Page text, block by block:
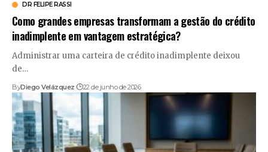
DR FELIPE RASSI
Como grandes empresas transformam a gestão do crédito
inadimplente em vantagem estratégica?
Administrar uma carteira de crédito inadimplente deixou
de…
ByDiego Velázquez 22 de junho de 2026